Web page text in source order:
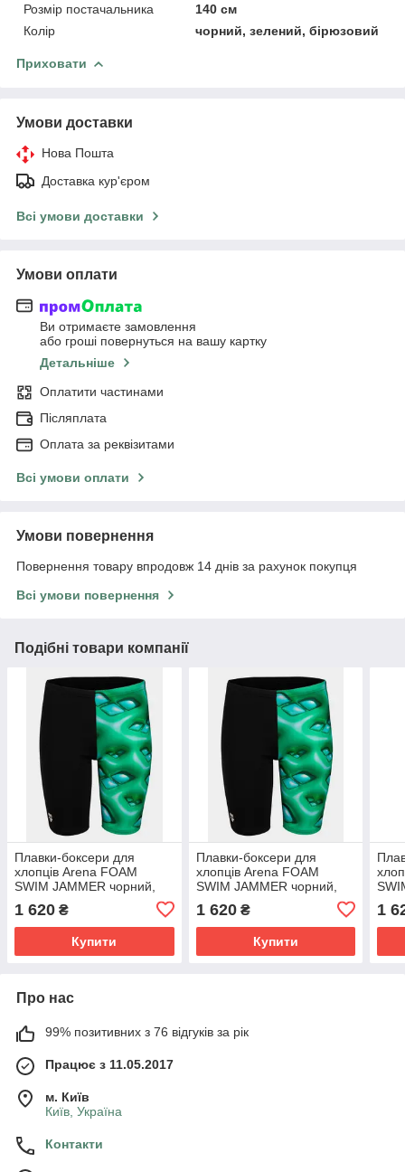
Розмір постачальника
140 см
Колір
чорний, зелений, бірюзовий
Приховати
Умови доставки
Нова Пошта
Доставка кур'єром
Всі умови доставки
Умови оплати
Ви отримаєте замовлення
або гроші повернуться на вашу картку
Детальніше
Оплатити частинами
Післяплата
Оплата за реквізитами
Всі умови оплати
Умови повернення
Повернення товару впродовж 14 днів за рахунок покупця
Всі умови повернення
Подібні товари компанії
Плавки-боксери для
хлопців Arena FOAM
SWIM JAMMER чорний,
128 см
1 620 ₴
Купити
Плавки-боксери для
хлопців Arena FOAM
SWIM JAMMER чорний,
152 см
1 620₴
Купити
164
1
Про нас
99% позитивних з 76 відгуків за рік
Працює з 11.05.2017
м. Київ
Київ, Україна
Контакти